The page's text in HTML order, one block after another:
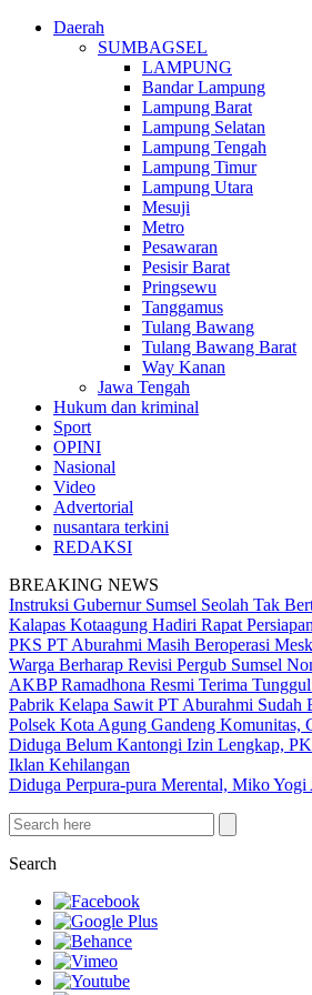
Daerah
SUMBAGSEL
LAMPUNG
Bandar Lampung
Lampung Barat
Lampung Selatan
Lampung Tengah
Lampung Timur
Lampung Utara
Mesuji
Metro
Pesawaran
Pesisir Barat
Pringsewu
Tanggamus
Tulang Bawang
Tulang Bawang Barat
Way Kanan
Jawa Tengah
Hukum dan kriminal
Sport
OPINI
Nasional
Video
Advertorial
nusantara terkini
REDAKSI
BREAKING NEWS
Instruksi Gubernur Sumsel Seolah Tak
Kalapas Kotaagung Hadiri Rapat
PKS PT Aburahmi Masih Beroperasi
Warga Berharap Revisi Pergub Sumsel
AKBP Ramadhona Resmi Terima
Pabrik Kelapa Sawit PT Aburahmi Sudah
Polsek Kota Agung Gandeng Komunitas,
Diduga Belum Kantongi Izin Lengkap,
Iklan Kehilangan
Diduga Perpura-pura Merental, Miko
Search